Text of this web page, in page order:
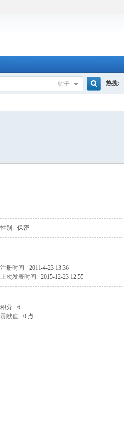
帖子 热搜:
性别 保密
注册时间 2011-4-23 13:36
上次发表时间 2015-12-23 12:55
积分 6
贡献值 0 点